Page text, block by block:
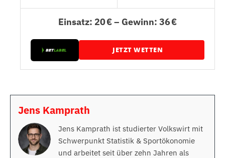
Einsatz: 20 € – Gewinn: 36 €
JETZT WETTEN
Jens Kamprath
Jens Kamprath ist studierter Volkswirt mit
Schwerpunkt Statistik & Sportökonomie
und arbeitet seit über zehn Jahren als